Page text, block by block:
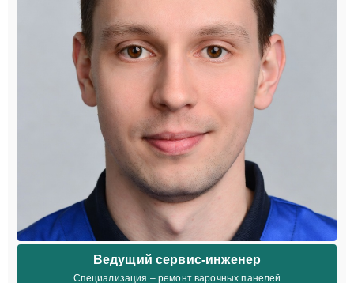
Ведущий сервис-инженер
Специализация – ремонт варочных панелей